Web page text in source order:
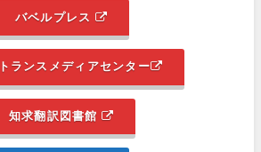
バベルプレス
ランスメディアセンター
知求翻訳図書館